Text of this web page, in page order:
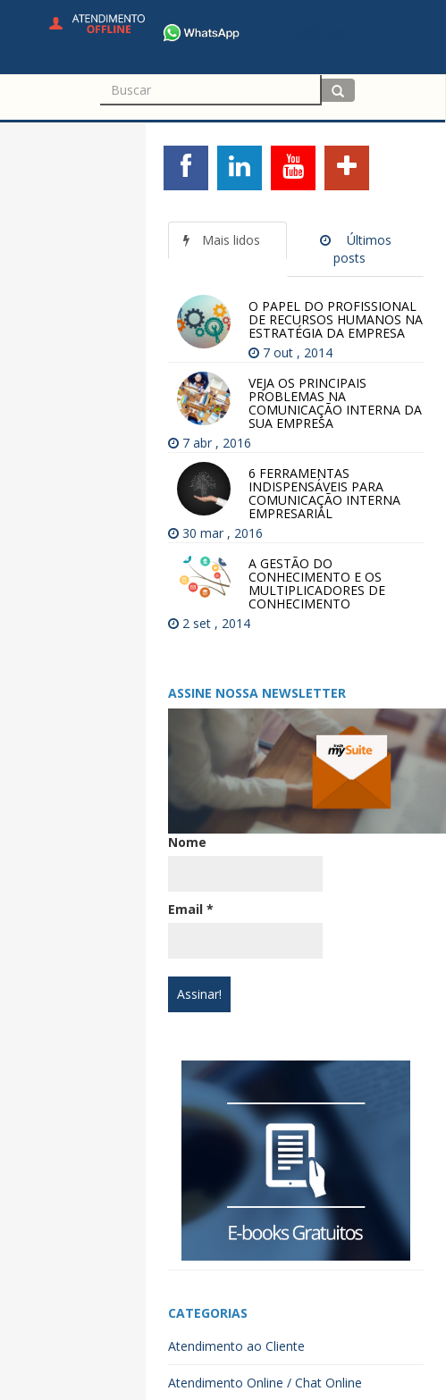
Mais lidos
Últimos
posts
O PAPEL DO PROFISSIONAL
DE RECURSOS HUMANOS NA
ESTRATÉGIA DA EMPRESA
7 out , 2014
VEJA OS PRINCIPAIS
PROBLEMAS NA
COMUNICAÇÃO INTERNA DA
SUA EMPRESA
7 abr , 2016
6 FERRAMENTAS
INDISPENSÁVEIS PARA
COMUNICAÇÃO INTERNA
EMPRESARIAL
30 mar , 2016
A GESTÃO DO
CONHECIMENTO E OS
MULTIPLICADORES DE
CONHECIMENTO
2 set , 2014
ASSINE NOSSA NEWSLETTER
Nome
Email *
CATEGORIAS
Atendimento ao Cliente
Atendimento Online / Chat Online